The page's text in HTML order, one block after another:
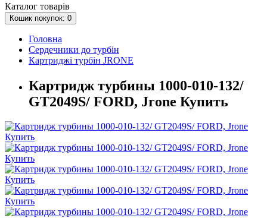
Каталог товарів
Кошик покупок: 0
Головна
Сердечники до турбін
Картриджі турбін JRONE
Картридж турбины 1000-010-132/
GT2049S/ FORD, Jrone Купить